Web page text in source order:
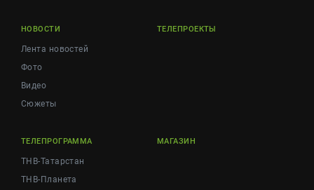
НОВОСТИ
Лента новостей
Фото
Видео
Сюжеты
ТЕЛЕПРОЕКТЫ
ТЕЛЕПРОГРАММА
ТНВ-Татарстан
ТНВ-Планета
МАГАЗИН